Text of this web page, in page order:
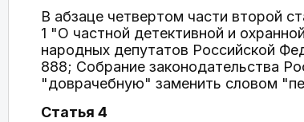
В абзаце четвертом части второй
1 "О частной детективной и
народных депутатов Российской
888; Собрание законодательства
"доврачебную" заменить словом
Статья 4